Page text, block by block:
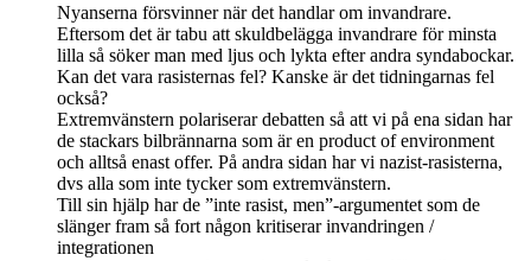
Nyanserna försvinner när det handlar om invandrare.
Eftersom det är tabu att skuldbelägga invandrare för minsta
lilla så söker man med ljus och lykta efter andra syndabockar.
Kan det vara rasisternas fel? Kanske är det tidningarnas fel
också?
Extremvänstern polariserar debatten så att vi på ena sidan har
de stackars bilbrännarna som är en product of environment
och alltså enast offer. På andra sidan har vi nazist-rasisterna,
dvs alla som inte tycker som extremvänstern.
Till sin hjälp har de ”inte rasist, men”-argumentet som de
slänger fram så fort någon kritiserar invandringen /
integrationen